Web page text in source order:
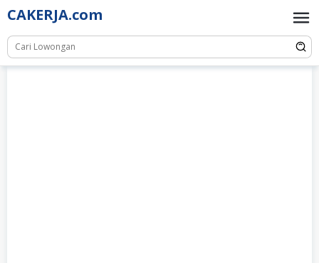
Skip
to
content
CAKERJA.com